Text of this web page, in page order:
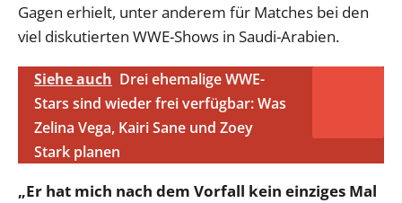
Gagen erhielt, unter anderem für Matches bei den
viel diskutierten WWE-Shows in Saudi-Arabien.
Siehe auch Drei ehemalige WWE-
Stars sind wieder frei verfügbar: Was
Zelina Vega, Kairi Sane und Zoey
Stark planen
„Er hat mich nach dem Vorfall kein einziges Mal